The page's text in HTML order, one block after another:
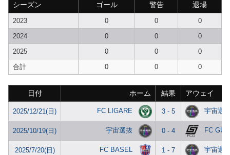
シーズン ゴール 警告 退場
2023 0 0
0
2024
0 0
0
2025
0 0
0
合計
0 0 0
日付 ホーム 結果 アウェイ
2025/12/21(日) FC LIGARE 3 - 5 宇宙選
2025/10/19(日) 宇宙選抜 0 - 4 FC
2025/7/20(日) FC BASEL 1 - 7 宇宙選